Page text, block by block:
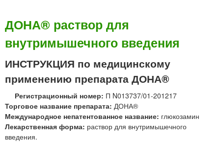
ДОНА® раствор для
внутримышечного введения
ИНСТРУКЦИЯ по медицинскому
применению препарата ДОНА®
Регистрационный номер: П N013737/01-201217
Торговое название препарата: ДОНА®
Международное непатентованное название: глюкозамин
Лекарственная форма: раствор для внутримышечного
введения.